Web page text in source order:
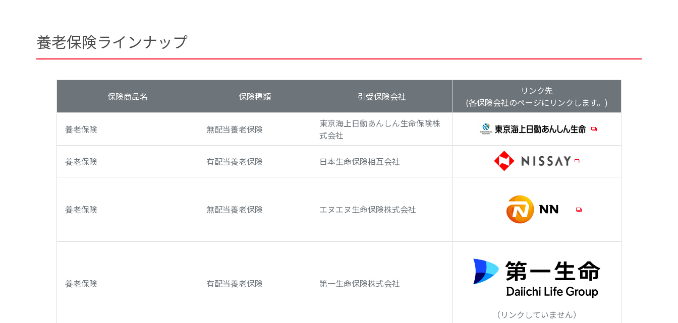
養老保険ラインナップ
保険商品名 保険種類 引受保険会社
リンク先
(各保険会社のページにリンクします。)
養老保険 無配当養老保険
東京海上日動あんしん生命保険株
式会社
養老保険 有配当養老保険 日本生命保険相互会社
養老保険 無配当養老保険 エヌエヌ生命保険株式会社
養老保険 有配当養老保険 第一生命保険株式会社
（リンクしていません）